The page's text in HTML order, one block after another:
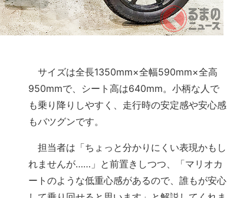
サイズは全長1350mm×全幅590mm×全高
950mmで、シート高は640mm。小柄な人で
も乗り降りしやすく、走行時の安定感や安心感
もバツグンです。
担当者は「ちょっと分かりにくい表現かもし
れませんが……」と前置きしつつ、「マリオカ
ートのような低重心感があるので、誰もが安心